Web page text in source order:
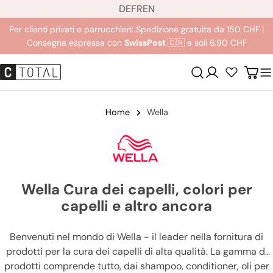
contenuto
i
g
u
a
DE EN
FR
Per clienti privati e parrucchieri: Spedizione gratuita da 150 CHF |
Consegna espressa con SwissPost🇨🇭 a soli 6.90 CHF
Login
Home Wella
Wella Cura dei capelli, colori per
capelli e altro ancora
Benvenuti nel mondo di Wella - il leader nella fornitura di
prodotti per la cura dei capelli di alta qualità. La gamma di
prodotti comprende tutto, dai shampoo, conditioner, oli per